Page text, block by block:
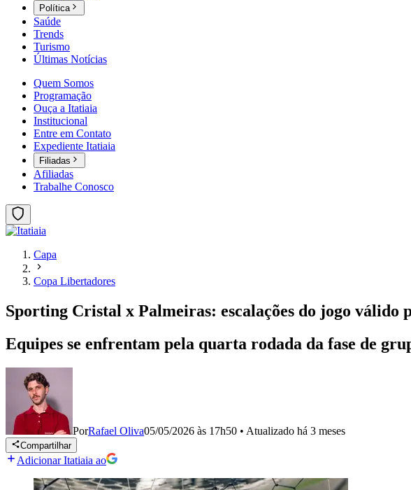
Política
Saúde
Trends
Turismo
Últimas Notícias
Quem Somos
Programação
Ouça a Itatiaia
Institucional
Entre em Contato
Expediente Itatiaia
Filiadas
Afiliadas
Trabalhe Conosco
Capa
Copa Libertadores
Sporting Cristal x Palmeiras: escalações do jogo válido
Equipes se enfrentam pela quarta rodada da fase de
PorRafael Oliva05/05/2026 às 17h50 • Atualizado há 3 meses
Compartilhar
Adicionar Itatiaia ao